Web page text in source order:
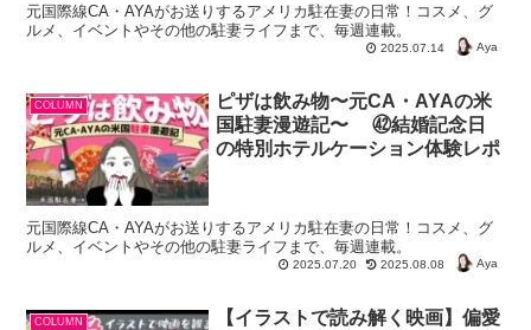
元国際線CA・AYAがお送りするアメリカ駐在妻の日常！コスメ、グ
ルメ、イベントやその他の駐妻ライフまで、毎週連載。
2025.07.14 Aya
COLUMN
ピザは飲み物〜元CA・AYAの米
国駐妻漫遊記〜 ㊷結婚記念日
の特別ホテルケーション体験レポ
元国際線CA・AYAがお送りするアメリカ駐在妻の日常！コスメ、グ
ルメ、イベントやその他の駐妻ライフまで、毎週連載。
2025.07.20 2025.08.08 Aya
COLUMN
【イラストで読み解く映画】偏愛